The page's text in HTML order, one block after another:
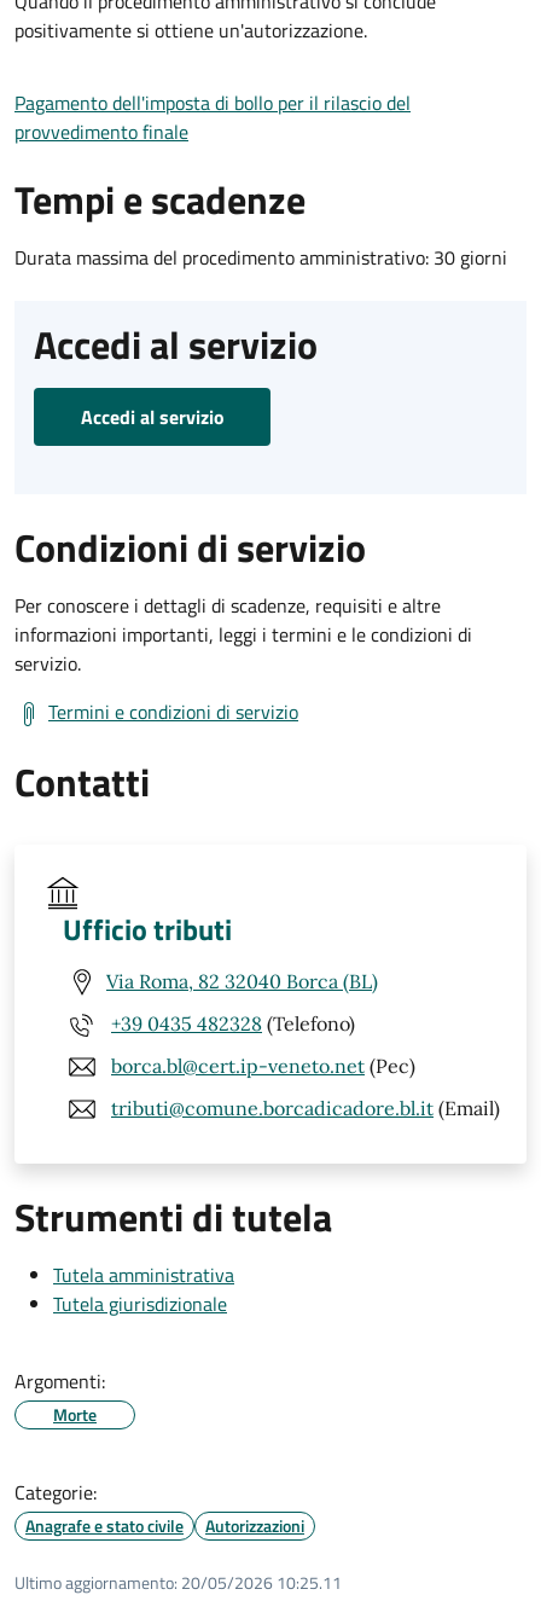
positivamente si ottiene un'autorizzazione.
Pagamento dell'imposta di bollo per il rilascio del
provvedimento finale
Tempi e scadenze
Durata massima del procedimento amministrativo: 30 giorni
Accedi al servizio
Accedi al servizio
Condizioni di servizio
Per conoscere i dettagli di scadenze, requisiti e altre
informazioni importanti, leggi i termini e le condizioni di
servizio.
Termini e condizioni di servizio
Contatti
Ufficio tributi
Via Roma, 82 32040 Borca (BL)
+39 0435 482328 (Telefono)
borca.bl@cert.ip-veneto.net (Pec)
tributi@comune.borcadicadore.bl.it (Email)
Strumenti di tutela
Tutela amministrativa
Tutela giurisdizionale
Argomenti:
Morte
Categorie:
Anagrafe e stato civile Autorizzazioni
Ultimo aggiornamento: 20/05/2026 10:25.11